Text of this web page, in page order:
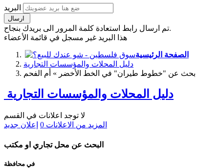
البريد
تم ارسال رابط استعادة كلمة المرور الى بريدك بنجاح.
هذا البريد غير مسجل في قائمة الأعضاء
الصفحة الرئيسية
دليل المحلات والمؤسسات التجارية
بحث عن "خطوط طيران" في الخط الأخضر » أم الفحم
دليل المحلات والمؤسسات التجارية
لا توجد اعلانات في القسم
المزيد من الاعلانات 0 إعلان جديد
البحث عن محل تجاري او مكتب
في محافظة